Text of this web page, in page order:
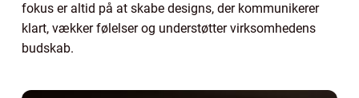
fokus er altid på at skabe designs, der kommunikerer
klart, vækker følelser og understøtter virksomhedens
budskab.